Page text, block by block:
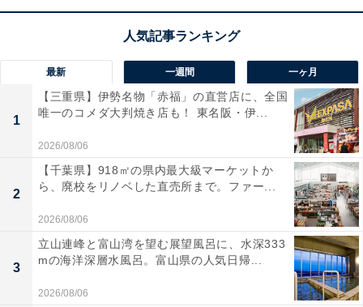
最新 一週間 一ヶ月
1
【三重県】伊勢名物「赤福」の直営店に、全国
唯一のコメダ大判焼き店も！ 東名阪・伊...
2026/08/06
2
【千葉県】918㎡の県内最大級マーケットか
ら、廃校をリノベした直売所まで。ファー...
2026/08/06
3
立山連峰と富山湾を望む展望風呂に、水深333
mの海洋深層水風呂。富山県の人気日帰...
2026/08/06